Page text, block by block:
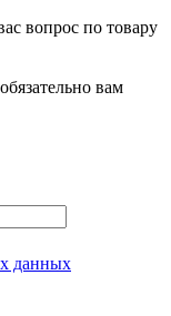
вопрос по товару
вам
данных